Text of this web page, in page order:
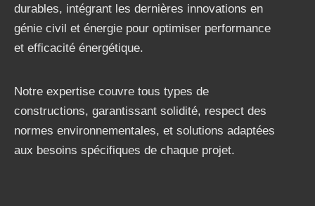
durables, intégrant les dernières innovations en
génie civil et énergie pour optimiser performance
et efficacité énergétique.
Notre expertise couvre tous types de
constructions, garantissant solidité, respect des
normes environnementales, et solutions adaptées
aux besoins spécifiques de chaque projet.